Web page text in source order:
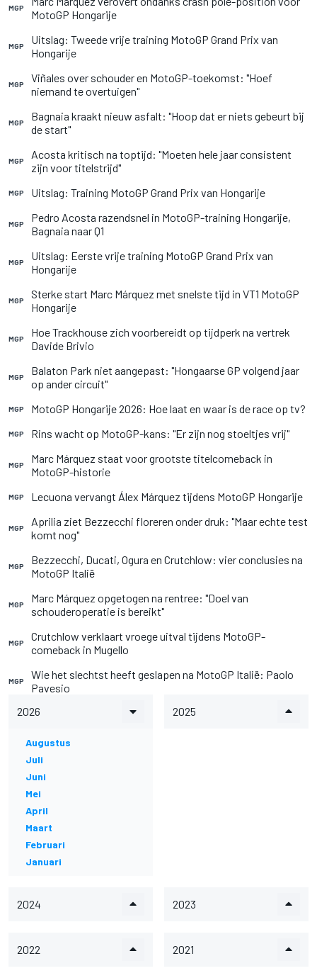
MGP
MotoGP Hongarije
MGP
Uitslag: Tweede vrije training MotoGP Grand Prix van
Hongarije
MGP
Viñales over schouder en MotoGP-toekomst: "Hoef
niemand te overtuigen"
MGP
Bagnaia kraakt nieuw asfalt: "Hoop dat er niets gebeurt bij
de start"
MGP
Acosta kritisch na toptijd: "Moeten hele jaar consistent
zijn voor titelstrijd"
MGP Uitslag: Training MotoGP Grand Prix van Hongarije
MGP
Pedro Acosta razendsnel in MotoGP-training Hongarije,
Bagnaia naar Q1
MGP
Uitslag: Eerste vrije training MotoGP Grand Prix van
Hongarije
MGP
Sterke start Marc Márquez met snelste tijd in VT1 MotoGP
Hongarije
MGP
Hoe Trackhouse zich voorbereidt op tijdperk na vertrek
Davide Brivio
MGP
Balaton Park niet aangepast: "Hongaarse GP volgend jaar
op ander circuit"
MGP MotoGP Hongarije 2026: Hoe laat en waar is de race op tv?
MGP Rins wacht op MotoGP-kans: "Er zijn nog stoeltjes vrij"
MGP
Marc Márquez staat voor grootste titelcomeback in
MotoGP-historie
MGP Lecuona vervangt Álex Márquez tijdens MotoGP Hongarije
MGP
Aprilia ziet Bezzecchi floreren onder druk: "Maar echte test
komt nog"
MGP
Bezzecchi, Ducati, Ogura en Crutchlow: vier conclusies na
MotoGP Italië
MGP
Marc Márquez opgetogen na rentree: "Doel van
schouderoperatie is bereikt"
MGP
Crutchlow verklaart vroege uitval tijdens MotoGP-
comeback in Mugello
MGP
Wie het slechtst heeft geslapen na MotoGP Italië: Paolo
Pavesio
2026
Augustus
Juli
Juni
Mei
April
Maart
Februari
Januari
2025
2024 2023
2022 2021